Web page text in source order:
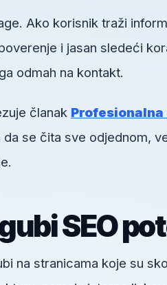
Ako korisnik traži
i jasan sledeći
odmah na kontakt.
članak Profesionalna
da se čita sve odjednom,
SEO
na stranicama koje su